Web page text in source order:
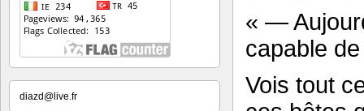
diazd@live.fr
« —
capable
Vois tout